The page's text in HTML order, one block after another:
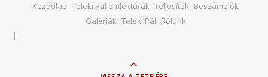
Kezdőlap Teleki Pál emléktúrák Teljesítők Beszámolók
Galériák Teleki Pál Rólunk